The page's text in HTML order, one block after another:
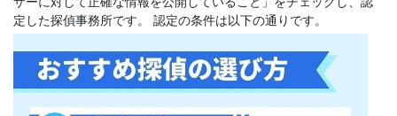
定した探偵事務所です。 認定の条件は以下の通りです。